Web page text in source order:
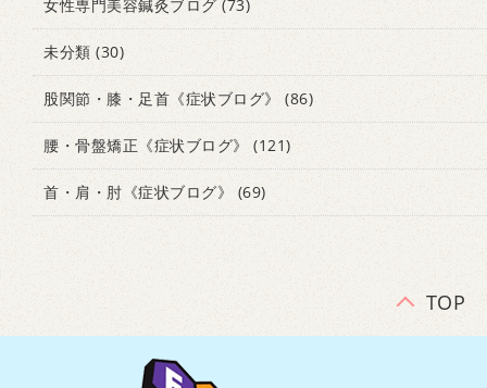
女性専門美容鍼灸ブログ (73)
未分類 (30)
股関節・膝・足首《症状ブログ》 (86)
腰・骨盤矯正《症状ブログ》 (121)
首・肩・肘《症状ブログ》 (69)
TOP